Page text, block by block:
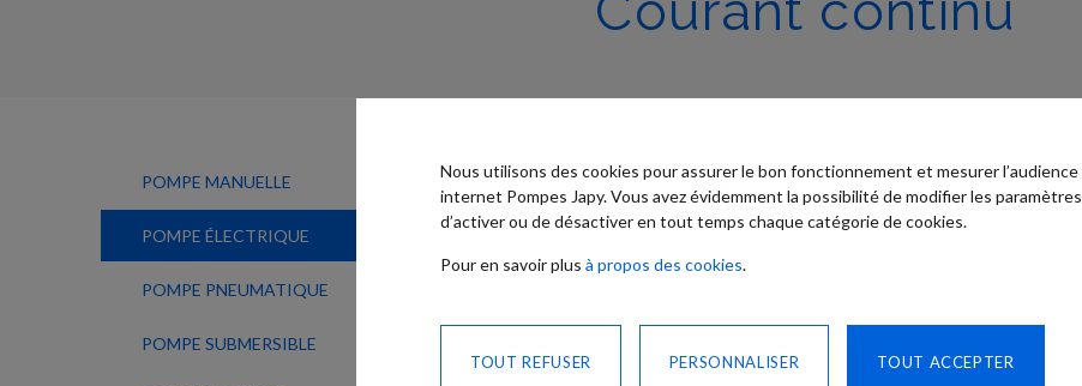
POMPE MANUELLE
POMPE ÉLECTRIQUE
POMPE PNEUMATIQUE
POMPE SUBMERSIBLE
Nous utilisons des cookies pour assurer le bon fonctionnement et mesurer
internet Pompes Japy. Vous avez évidemment la possibilité de modifier les
d’activer ou de désactiver en tout temps chaque catégorie de cookies.
Pour en savoir plus à propos des cookies.
TOUT ACCEPTER
PERSONNALISER
TOUT REFUSER